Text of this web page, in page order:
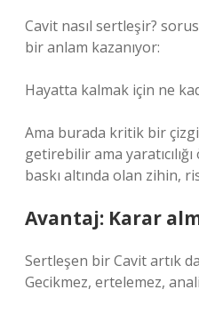
Cavit nasıl sertleşir?
bir anlam kazanıyor:
Hayatta kalmak için ne
Ama burada kritik bir
getirebilir ama
baskı altında olan zihin,
Avantaj: Karar
Sertleşen bir Cavit artık
Gecikmez, ertelemez,